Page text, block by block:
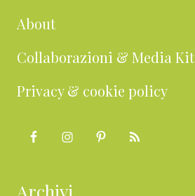
About
Collaborazioni & Media Kit
Privacy & cookie policy
Archivi